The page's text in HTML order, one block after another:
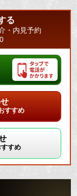
る
・内見予約
すすめ
すめ